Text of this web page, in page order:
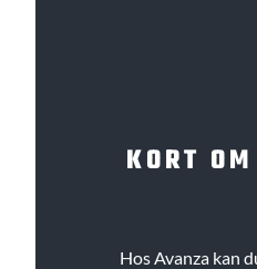
KORT
Hos Avanza kan